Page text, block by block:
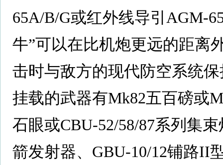
65A/B/G或红外线导引AGM-
牛”可以在比机炮更远的距离
击时与敌方的现代防空系统
挂载的武器有Mk82五百磅或
石眼或CBU-52/58/87系列集
箭发射器、GBU-10/12铺路II